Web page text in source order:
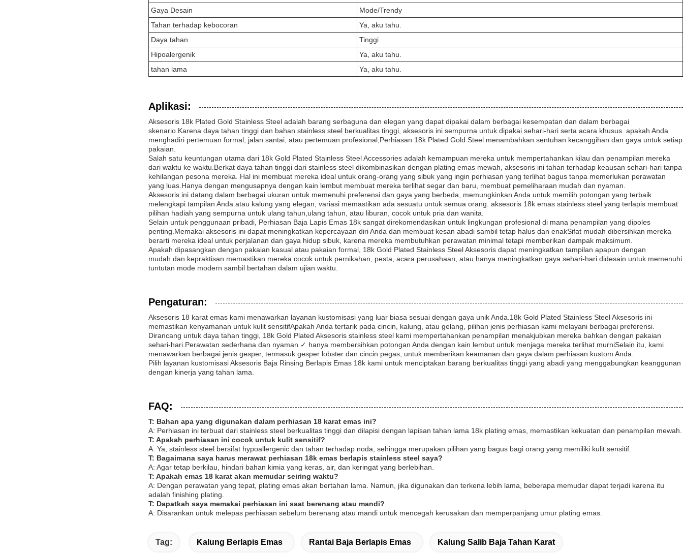
Gaya Desain
Mode/Trendy
Tahan terhadap kebocoran
Ya, aku tahu.
Daya tahan
Tinggi
Hipoalergenik
Ya, aku tahu.
tahan lama
Ya, aku tahu.
Aplikasi:
Aksesoris 18k Plated Gold Stainless Steel adalah barang serbaguna dan elegan yang dapat dipakai dalam berbagai kesempatan dan dalam berbagai
skenario.Karena daya tahan tinggi dan bahan stainless steel berkualitas tinggi, aksesoris ini sempurna untuk dipakai sehari-hari serta acara khusus. apakah Anda
menghadiri pertemuan formal, jalan santai, atau pertemuan profesional,Perhiasan 18k Plated Gold Steel menambahkan sentuhan kecanggihan dan gaya untuk setiap
pakaian.
Salah satu keuntungan utama dari 18k Gold Plated Stainless Steel Accessories adalah kemampuan mereka untuk mempertahankan kilau dan penampilan mereka
dari waktu ke waktu.Berkat daya tahan tinggi dari stainless steel dikombinasikan dengan plating emas mewah, aksesoris ini tahan terhadap keausan sehari-hari tanpa
kehilangan pesona mereka. Hal ini membuat mereka ideal untuk orang-orang yang sibuk yang ingin perhiasan yang terlihat bagus tanpa memerlukan perawatan
yang luas.Hanya dengan mengusapnya dengan kain lembut membuat mereka terlihat segar dan baru, membuat pemeliharaan mudah dan nyaman.
Aksesoris ini datang dalam berbagai ukuran untuk memenuhi preferensi dan gaya yang berbeda, memungkinkan Anda untuk memilih potongan yang terbaik
melengkapi tampilan Anda.atau kalung yang elegan, variasi memastikan ada sesuatu untuk semua orang. aksesoris 18k emas stainless steel yang terlapis membuat
pilihan hadiah yang sempurna untuk ulang tahun,ulang tahun, atau liburan, cocok untuk pria dan wanita.
Selain untuk penggunaan pribadi, Perhiasan Baja Lapis Emas 18k sangat direkomendasikan untuk lingkungan profesional di mana penampilan yang dipoles
penting.Memakai aksesoris ini dapat meningkatkan kepercayaan diri Anda dan membuat kesan abadi sambil tetap halus dan enakSifat mudah dibersihkan mereka
berarti mereka ideal untuk perjalanan dan gaya hidup sibuk, karena mereka membutuhkan perawatan minimal tetapi memberikan dampak maksimum.
Apakah dipasangkan dengan pakaian kasual atau pakaian formal, 18k Gold Plated Stainless Steel Aksesoris dapat meningkatkan tampilan apapun dengan
mudah.dan kepraktisan memastikan mereka cocok untuk pernikahan, pesta, acara perusahaan, atau hanya meningkatkan gaya sehari-hari.didesain untuk memenuhi
tuntutan mode modern sambil bertahan dalam ujian waktu.
Pengaturan:
Aksesoris 18 karat emas kami menawarkan layanan kustomisasi yang luar biasa sesuai dengan gaya unik Anda.18k Gold Plated Stainless Steel Aksesoris ini
memastikan kenyamanan untuk kulit sensitifApakah Anda tertarik pada cincin, kalung, atau gelang, pilihan jenis perhiasan kami melayani berbagai preferensi.
Dirancang untuk daya tahan tinggi, 18k Gold Plated Aksesoris stainless steel kami mempertahankan penampilan menakjubkan mereka bahkan dengan pakaian
sehari-hari.Perawatan sederhana dan nyaman ✓ hanya membersihkan potongan Anda dengan kain lembut untuk menjaga mereka terlihat murniSelain itu, kami
menawarkan berbagai jenis gesper, termasuk gesper lobster dan cincin pegas, untuk memberikan keamanan dan gaya dalam perhiasan kustom Anda.
Pilih layanan kustomisasi Aksesoris Baja Rinsing Berlapis Emas 18k kami untuk menciptakan barang berkualitas tinggi yang abadi yang menggabungkan keanggunan
dengan kinerja yang tahan lama.
FAQ:
T: Bahan apa yang digunakan dalam perhiasan 18 karat emas ini?
A: Perhiasan ini terbuat dari stainless steel berkualitas tinggi dan dilapisi dengan lapisan tahan lama 18k plating emas, memastikan kekuatan dan penampilan mewah.
T: Apakah perhiasan ini cocok untuk kulit sensitif?
A: Ya, stainless steel bersifat hypoallergenic dan tahan terhadap noda, sehingga merupakan pilihan yang bagus bagi orang yang memiliki kulit sensitif.
T: Bagaimana saya harus merawat perhiasan 18k emas berlapis stainless steel saya?
A: Agar tetap berkilau, hindari bahan kimia yang keras, air, dan keringat yang berlebihan.
T: Apakah emas 18 karat akan memudar seiring waktu?
A: Dengan perawatan yang tepat, plating emas akan bertahan lama. Namun, jika digunakan dan terkena lebih lama, beberapa memudar dapat terjadi karena itu
adalah finishing plating.
T: Dapatkah saya memakai perhiasan ini saat berenang atau mandi?
A: Disarankan untuk melepas perhiasan sebelum berenang atau mandi untuk mencegah kerusakan dan memperpanjang umur plating emas.
Tag: Kalung Berlapis Emas Rantai Baja Berlapis Emas Kalung Salib Baja Tahan Karat